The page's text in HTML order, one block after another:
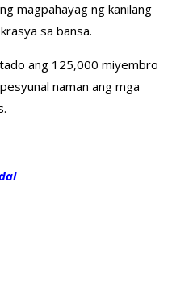
magpahayag ng kanilang
sa bansa.
ang 125,000 miyembro
naman ang mga